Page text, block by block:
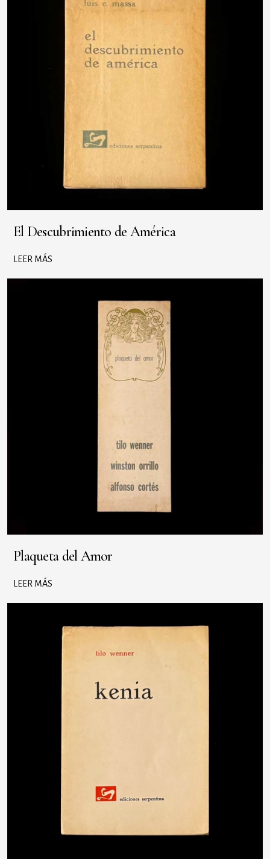
El Descubrimiento de América
LEER MÁS
Plaqueta del Amor
LEER MÁS